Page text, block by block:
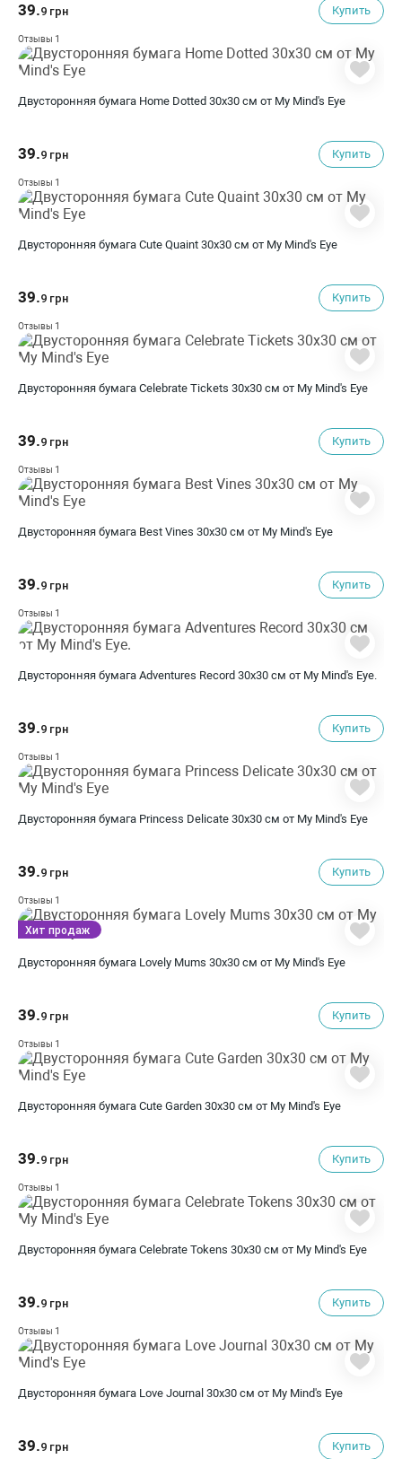
39.9 грн Купить
Отзывы 1
Двусторонняя бумага Home Dotted 30х30 см от My Mind's Eye
39.9 грн Купить
Отзывы 1
Двусторонняя бумага Cute Quaint 30х30 см от My Mind's Eye
39.9 грн Купить
Отзывы 1
Двусторонняя бумага Celebrate Tickets 30х30 см от My Mind's Eye
39.9 грн Купить
Отзывы 1
Двусторонняя бумага Best Vines 30х30 см от My Mind's Eye
39.9 грн Купить
Отзывы 1
Двусторонняя бумага Adventures Record 30х30 см от My Mind's Eye.
39.9 грн Купить
Отзывы 1
Двусторонняя бумага Princess Delicate 30х30 см от My Mind's Eye
39.9 грн Купить
Отзывы 1
Двусторонняя бумага Lovely Mums 30х30 см от My Mind's Eye
39.9 грн Купить
Отзывы 1
Хит продаж
Двусторонняя бумага Cute Garden 30х30 см от My Mind's Eye
39.9 грн Купить
Отзывы 1
Двусторонняя бумага Celebrate Tokens 30х30 см от My Mind's Eye
39.9 грн Купить
Отзывы 1
Двусторонняя бумага Love Journal 30х30 см от My Mind's Eye
39.9 грн Купить